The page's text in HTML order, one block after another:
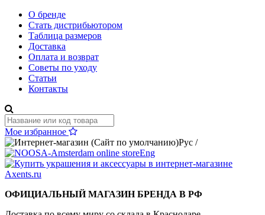
О бренде
Стать дистрибьютором
Таблица размеров
Доставка
Оплата и возврат
Советы по уходу
Статьи
Контакты
Мое избранное
Рус /
Eng
ОФИЦИАЛЬНЫЙ МАГАЗИН БРЕНДА В РФ